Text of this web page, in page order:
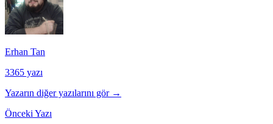
Erhan Tan
3365 yazı
Yazarın diğer yazılarını gör →
Önceki Yazı